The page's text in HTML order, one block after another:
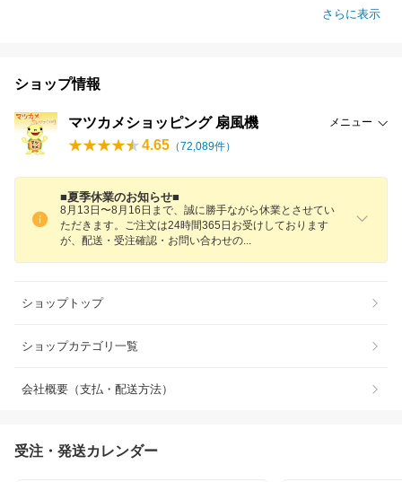
さらに表示
ショップ情報
マツカメショッピング 扇風機 メニュー
4.65 （72,089件）
■夏季休業のお知らせ■
8月13日〜8月16日まで、誠に勝手ながら休業とさせてい
ただきます。ご注文は24時間365日お受けしております
が、配送・受注確認・お問い合わせの
ショップトップ
ショップカテゴリ一覧
会社概要（支払・配送方法）
受注・発送カレンダー